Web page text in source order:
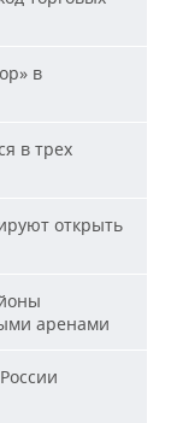
в
в трех
открыть
аренами